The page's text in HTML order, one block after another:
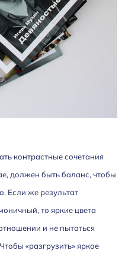
контрастные сочетания
должен быть баланс, чтобы
Если же результат
то яркие цвета
и не пытаться
«разгрузить» яркое